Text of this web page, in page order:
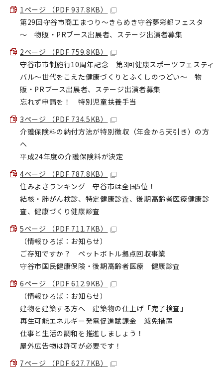
1ページ （PDF 937.8KB）
第29回守谷市商工まつり～きらめき守谷夢彩都フェスタ
～ 物販・PRブース出展者、ステージ出演者募集
2ページ （PDF 759.8KB）
守谷市市制施行10周年記念 第3回健康スポーツフェスティ
バル～世代をこえた健康づくりとふくしのつどい～ 物
販・PRブース出展者、ステージ出演者募集
忘れず申請を！ 特別児童扶養手当
3ページ （PDF 734.5KB）
介護保険料の納付方法が特別徴収（年金から天引き）の方
へ
平成24年度の介護保険料が決定
4ページ （PDF 787.8KB）
住みよさランキング 守谷市は全国5位！
結核・肺がん検診、特定健康診査、後期高齢者医療健康診
査、健康づくり健康診査
5ページ （PDF 711.7KB）
（情報ひろば：お知らせ）
ご存知ですか？ ペットボトル拠点回収事業
守谷市国民健康保険・後期高齢者医療 健康診査
6ページ （PDF 612.9KB）
（情報ひろば：お知らせ）
建物を建築する方へ 建築物の仕上げ「完了検査」
再生可能エネルギー発電促進賦課金 減免措置
仕事と生活の調和を推進しましょう！
屋外広告物は許可が必要です！
7ページ （PDF 627.7KB）